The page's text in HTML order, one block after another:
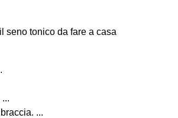
seno tonico da fare a casa
...